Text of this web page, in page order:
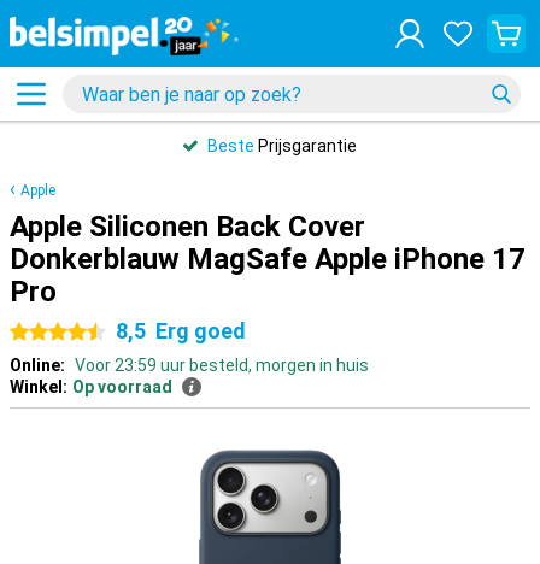
Beste Prijsgarantie
Apple
Apple Siliconen Back Cover
Donkerblauw MagSafe Apple iPhone 17
Pro
4.5 sterren
8,5 Erg goed
Online: Voor 23:59 uur besteld, morgen in huis
Winkel: Op voorraad